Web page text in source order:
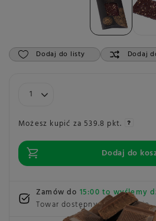
Dodaj do listy Dodaj
Możesz kupić za 539.8 pkt.
Dodaj do
Zamów do 15:00 to wyślemy
Towar dostępny w magazynie